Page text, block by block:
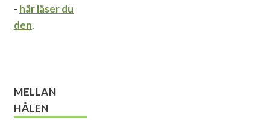
- här läser du
den.
MELLAN
HÅLEN